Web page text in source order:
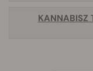
KANNABISZ